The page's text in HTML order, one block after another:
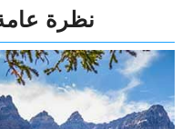
نظرة